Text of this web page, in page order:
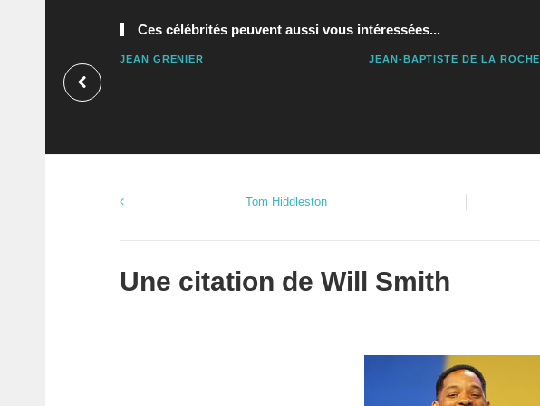
Ces célébrités peuvent aussi vous intéressées...
JEAN GRENIER JEAN-BAPTISTE DE LA ROCHE
Tom Hiddleston
Une citation de Will Smith